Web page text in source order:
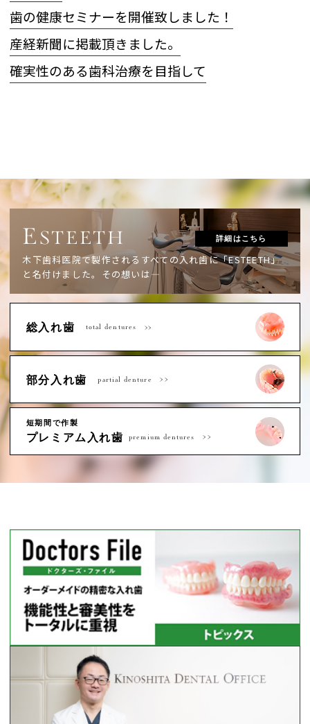
歯の健康セミナーを開催致しました！
産経新聞に掲載頂きました。
確実性のある歯科治療を目指して
E STEETH
木下歯科医院で製作されるすべての入れ歯に「ESTEETH」
と名付けました。 その想いは―
詳細はこちら
総入れ歯 total dentures
部分入れ歯 partial denture
短期間で作製
プレミアム入れ歯 premium dentures